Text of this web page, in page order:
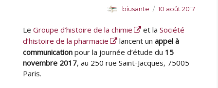
e
d
e
l
A
t
e
u
r
biusante
P
b
l
i
10 août 2017
LeGroupe d’histoire de la chimie et laSociété
d’histoire de la pharmacie
lancent unappel à
communication pour la journée d’étude du 15
novembre 2017, au 250 rue Saint-Jacques, 75005
Paris.